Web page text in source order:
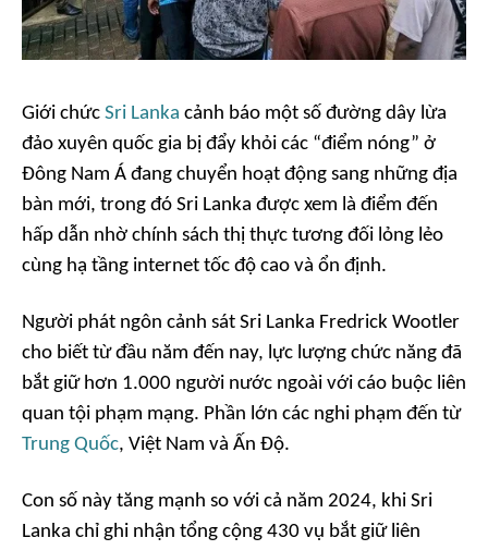
Giới chức Sri Lanka cảnh báo một số đường dây lừa
đảo xuyên quốc gia bị đẩy khỏi các “điểm nóng” ở
Đông Nam Á đang chuyển hoạt động sang những địa
bàn mới, trong đó Sri Lanka được xem là điểm đến
hấp dẫn nhờ chính sách thị thực tương đối lỏng lẻo
cùng hạ tầng internet tốc độ cao và ổn định.
Người phát ngôn cảnh sát Sri Lanka Fredrick Wootler
cho biết từ đầu năm đến nay, lực lượng chức năng đã
bắt giữ hơn 1.000 người nước ngoài với cáo buộc liên
quan tội phạm mạng. Phần lớn các nghi phạm đến từ
Trung Quốc, Việt Nam và Ấn Độ.
Con số này tăng mạnh so với cả năm 2024, khi Sri
Lanka chỉ ghi nhận tổng cộng 430 vụ bắt giữ liên